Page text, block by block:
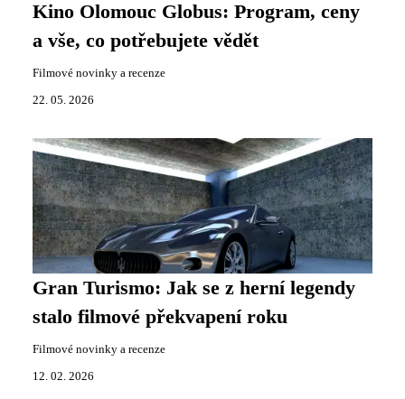
Kino Olomouc Globus: Program, ceny
a vše, co potřebujete vědět
Filmové novinky a recenze
22. 05. 2026
Gran Turismo: Jak se z herní legendy
stalo filmové překvapení roku
Filmové novinky a recenze
12. 02. 2026